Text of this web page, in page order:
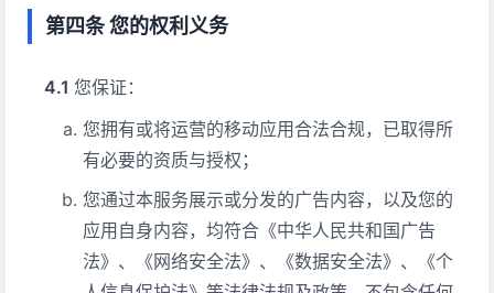
第四条 您的权利义务
您保证：
您拥有或将运营的移动应用合法合规，已取得所
有必要的资质与授权；
您通过本服务展示或分发的广告内容，以及您的
应用自身内容，均符合《中华人民共和国广告
法》、《网络安全法》、《数据安全法》、《个